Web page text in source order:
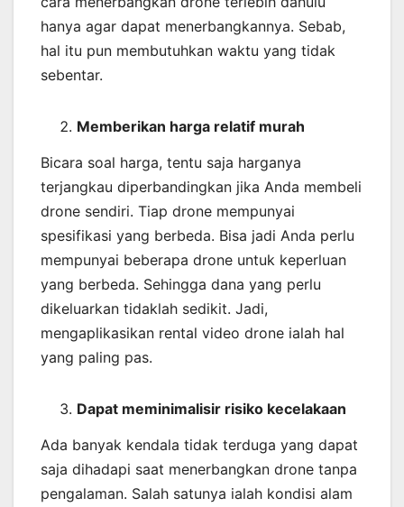
hanya agar dapat menerbangkannya. Sebab,
hal itu pun membutuhkan waktu yang tidak
sebentar.
Memberikan harga relatif murah
Bicara soal harga, tentu saja harganya
terjangkau diperbandingkan jika Anda membeli
drone sendiri. Tiap drone mempunyai
spesifikasi yang berbeda. Bisa jadi Anda perlu
mempunyai beberapa drone untuk keperluan
yang berbeda. Sehingga dana yang perlu
dikeluarkan tidaklah sedikit. Jadi,
mengaplikasikan rental video drone ialah hal
yang paling pas.
Dapat meminimalisir risiko kecelakaan
Ada banyak kendala tidak terduga yang dapat
saja dihadapi saat menerbangkan drone tanpa
pengalaman. Salah satunya ialah kondisi alam